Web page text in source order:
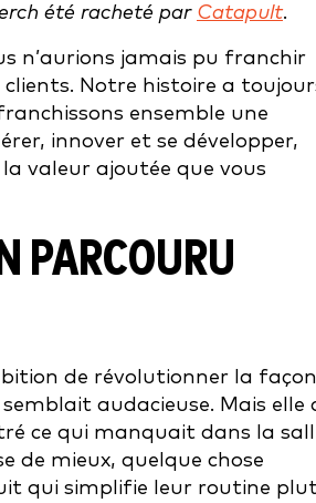
été racheté par Catapult.
n’aurions jamais pu franchir
clients. Notre histoire a
ensemble une
innover et se développer,
valeur ajoutée que vous
PARCOURU
de révolutionner la façon
audacieuse. Mais elle
ce qui manquait dans la
de mieux, quelque chose
qui simplifie leur routine